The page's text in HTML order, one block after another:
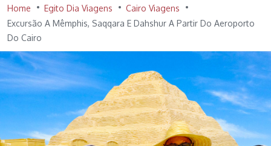
Home Egito Dia Viagens
Cairo Viagens
Excursão A Mêmphis, Saqqara E Dahshur A Partir Do Aeroporto
Do Cairo